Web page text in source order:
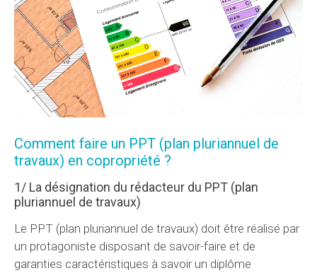
Comment faire un PPT (plan pluriannuel de
travaux) en copropriété ?
1/ La désignation du rédacteur du PPT (plan
pluriannuel de travaux)
Le PPT (plan pluriannuel de travaux) doit être réalisé par
un protagoniste disposant de savoir-faire et de
garanties caractéristiques à savoir un diplôme